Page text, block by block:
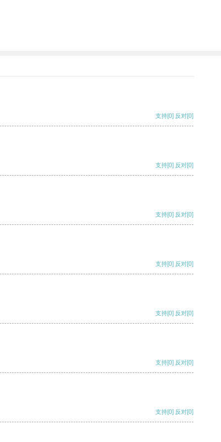
支持[0] 反对[0]
支持[0] 反对[0]
支持[0] 反对[0]
支持[0] 反对[0]
支持[0] 反对[0]
支持[0] 反对[0]
支持[0] 反对[0]